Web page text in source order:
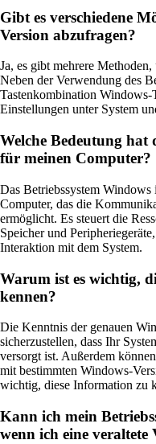
Gibt es verschiedene
Version abzufragen?
Ja, es gibt mehrere
Neben der Verwendung des
Tastenkombination Windows-
Einstellungen unter System
Welche Bedeutung hat
für meinen Computer?
Das Betriebssystem Windows
Computer, das die
ermöglicht. Es steuert die
Speicher und
Interaktion mit dem System.
Warum ist es wichtig,
kennen?
Die Kenntnis der genauen
sicherzustellen, dass Ihr
versorgt ist. Außerdem
mit bestimmten Windows-
wichtig, diese Information zu
Kann ich mein
wenn ich eine veraltete